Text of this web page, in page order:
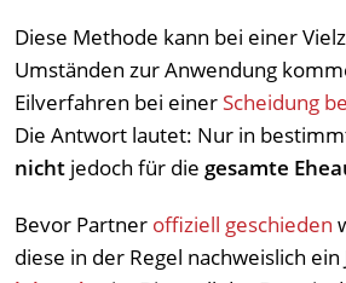
Diese Methode kann bei einer
Umständen zur Anwendung
Eilverfahren bei einerScheidung
Die Antwort lautet: Nur in
nicht jedoch für die gesamte
Bevor Partner offiziell geschieden
diese in der Regel nachweislich ein